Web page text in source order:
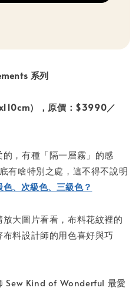
系列
），原價：$3990／
，有種「隔一層霧」的感
有啥特別之處，這不得不說明
色、次級色、三級色？
大圖片看看，布料花紋裡的
料設計師的用色喜好與巧
Sew Kind of Wonderful 最愛